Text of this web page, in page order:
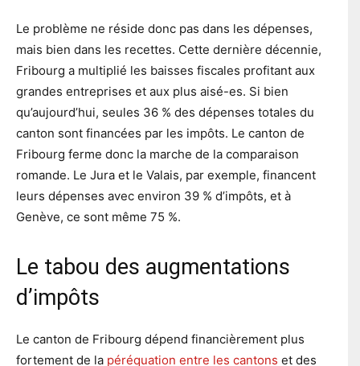
Le problème ne réside donc pas dans les dépenses,
mais bien dans les recettes. Cette dernière décennie,
Fribourg a multiplié les baisses fiscales profitant aux
grandes entreprises et aux plus aisé-es. Si bien
qu’aujourd’hui, seules 36 % des dépenses totales du
canton sont financées par les impôts. Le canton de
Fribourg ferme donc la marche de la comparaison
romande. Le Jura et le Valais, par exemple, financent
leurs dépenses avec environ 39 % d’impôts, et à
Genève, ce sont même 75 %.
Le tabou des augmentations
d’impôts
Le canton de Fribourg dépend financièrement plus
fortement de la péréquation entre les cantons et des